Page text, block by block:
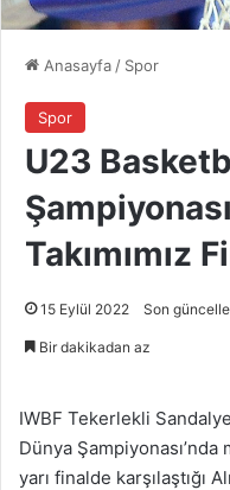
Anasayfa / Spor
Spor
U23
Takımımız
15 Eylül 2022 Son
Bir dakikadan az
IWBF Tekerlekli
Dünya Şampiyonası’nda
yarı finalde karşılaştığı